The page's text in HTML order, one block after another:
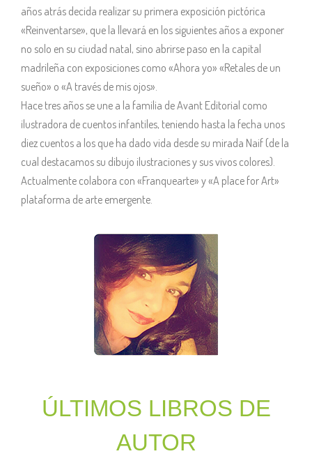
años atrás decida realizar su primera exposición pictórica
«Reinventarse», que la llevará en los siguientes años a exponer
no solo en su ciudad natal, sino abrirse paso en la capital
madrileña con exposiciones como «Ahora yo» «Retales de un
sueño» o «A través de mis ojos».
Hace tres años se une a la familia de Avant Editorial como
ilustradora de cuentos infantiles, teniendo hasta la fecha unos
diez cuentos a los que ha dado vida desde su mirada Naif (de la
cual destacamos su dibujo ilustraciones y sus vivos colores).
Actualmente colabora con «Franquearte» y «A place for Art»
plataforma de arte emergente.
ÚLTIMOS LIBROS DE
AUTOR